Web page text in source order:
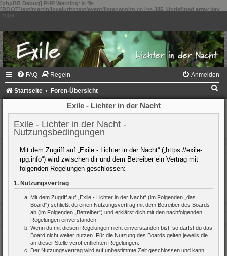
[phpBB Debug] PHP Warning: in file
[ROOT]/ext/martin/localurltotext/event/listener.php on line 385: Undefined array key
FAQ Regeln Anmelden
Startseite Foren-Übersicht
Exile - Lichter in der Nacht
Exile - Lichter in der Nacht -
Nutzungsbedingungen
Mit dem Zugriff auf „Exile - Lichter in der Nacht“ („https://exile-
rpg.info“) wird zwischen dir und dem Betreiber ein Vertrag mit
folgenden Regelungen geschlossen:
1. Nutzungsvertrag
Mit dem Zugriff auf „Exile - Lichter in der Nacht“ (im Folgenden „das
Board“) schließt du einen Nutzungsvertrag mit dem Betreiber des Boards
ab (im Folgenden „Betreiber“) und erklärst dich mit den nachfolgenden
Regelungen einverstanden.
Wenn du mit diesen Regelungen nicht einverstanden bist, so darfst du das
Board nicht weiter nutzen. Für die Nutzung des Boards gelten jeweils die
an dieser Stelle veröffentlichten Regelungen.
Der Nutzungsvertrag wird auf unbestimmte Zeit geschlossen und kann